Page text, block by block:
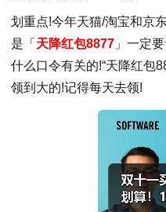
划重点!今年天猫/淘宝和京
是「 天降红包8877 」一定
什么口令有关的!“天降红包
领到大的!记得每天去领!